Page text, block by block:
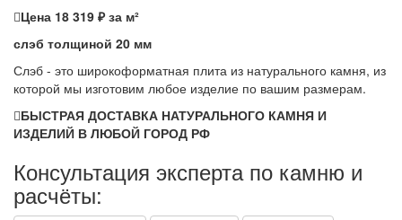
Цена 18 319 ₽ за м²
слэб толщиной 20 мм
Слэб - это широкоформатная плита из натурального камня, из
которой мы изготовим любое изделие по вашим размерам.
БЫСТРАЯ ДОСТАВКА НАТУРАЛЬНОГО КАМНЯ И
ИЗДЕЛИЙ В ЛЮБОЙ ГОРОД РФ
Консультация эксперта по камню и
расчёты: